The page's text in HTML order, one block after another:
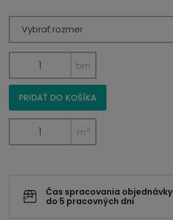
Vybrať rozmer
bm
PRIDAŤ DO KOŠÍKA
m2
Čas spracovania objednávky
do 5 pracovných dní